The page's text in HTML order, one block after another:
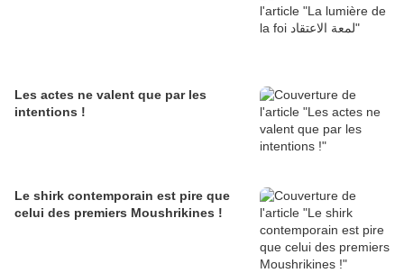
Les actes ne valent que par les
intentions !
Le shirk contemporain est pire que
celui des premiers Moushrikines !